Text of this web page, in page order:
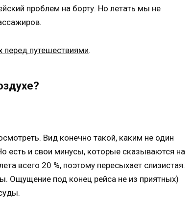
проблем на борту. Но летать мы не
перед путешествиями.
Вид конечно такой, каким не один
есть и свои минусы, которые сказываются на
всего 20 %, поэтому пересыхает слизистая.
Ощущение под конец рейса не из приятных)